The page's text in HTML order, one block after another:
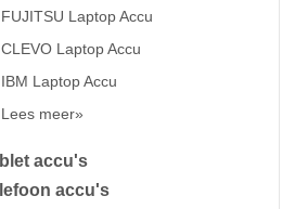
FUJITSU Laptop Accu
CLEVO Laptop Accu
IBM Laptop Accu
Lees meer»
accu's
accu's